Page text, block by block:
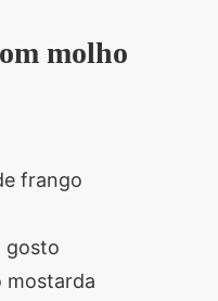
molho
frango
gosto
mostarda